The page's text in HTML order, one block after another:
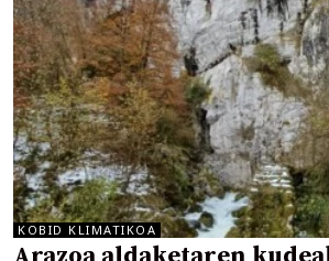
KOBID KLIMATIKOA